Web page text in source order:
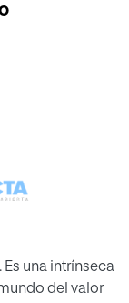
una intrínseca
del valor